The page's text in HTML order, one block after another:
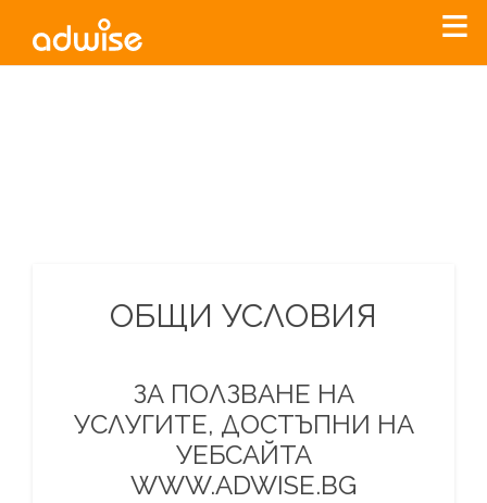
ОБЩИ УСЛОВИЯ
ЗА ПОЛЗВАНЕ НА
УСЛУГИТЕ, ДОСТЪПНИ НА
УЕБСАЙТА
WWW.ADWISE.BG